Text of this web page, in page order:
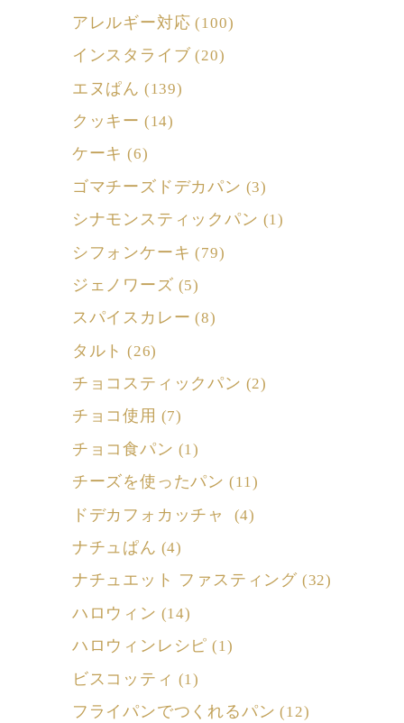
アレルギー対応 (100)
インスタライブ (20)
エヌぱん (139)
クッキー (14)
ケーキ (6)
ゴマチーズドデカパン (3)
シナモンスティックパン (1)
シフォンケーキ (79)
ジェノワーズ (5)
スパイスカレー (8)
タルト (26)
チョコスティックパン (2)
チョコ使用 (7)
チョコ食パン (1)
チーズを使ったパン (11)
ドデカフォカッチャ (4)
ナチュぱん (4)
ナチュエット ファスティング (32)
ハロウィン (14)
ハロウィンレシピ (1)
ビスコッティ (1)
フライパンでつくれるパン (12)